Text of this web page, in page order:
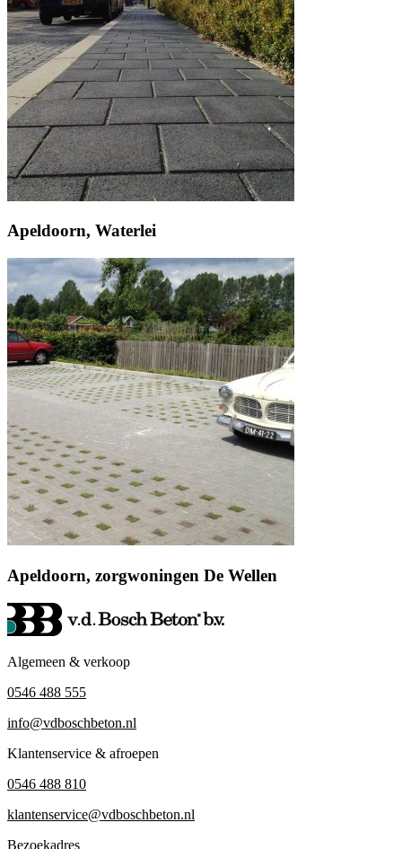
Apeldoorn, Waterlei
Apeldoorn, zorgwoningen De Wellen
Algemeen & verkoop
0546 488 555
info@vdboschbeton.nl
Klantenservice & afroepen
0546 488 810
klantenservice@vdboschbeton.nl
Bezoekadres